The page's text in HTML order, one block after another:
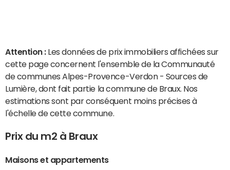
Attention : Les données de prix immobiliers affichées sur
cette page concernent l'ensemble de la Communauté
de communes Alpes-Provence-Verdon - Sources de
Lumière, dont fait partie la commune de Braux. Nos
estimations sont par conséquent moins précises à
l'échelle de cette commune.
Prix du m2 à Braux
Maisons et appartements